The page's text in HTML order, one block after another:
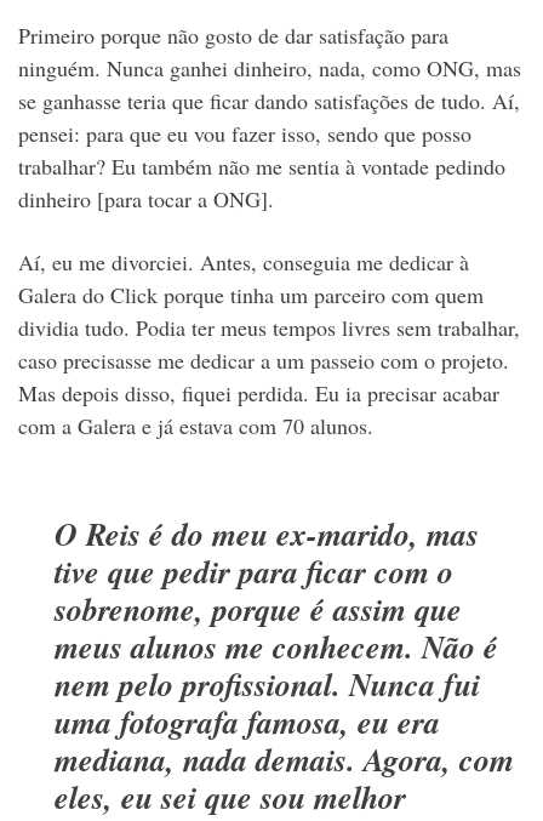
Primeiro porque não gosto de dar satisfação para
ninguém. Nunca ganhei dinheiro, nada, como ONG, mas
se ganhasse teria que ficar dando satisfações de tudo. Aí,
pensei: para que eu vou fazer isso, sendo que posso
trabalhar? Eu também não me sentia à vontade pedindo
dinheiro [para tocar a ONG].
Aí, eu me divorciei. Antes, conseguia me dedicar à
Galera do Click porque tinha um parceiro com quem
dividia tudo. Podia ter meus tempos livres sem trabalhar,
caso precisasse me dedicar a um passeio com o projeto.
Mas depois disso, fiquei perdida. Eu ia precisar acabar
com a Galera e já estava com 70 alunos.
O Reis é do meu ex-marido, mas
tive que pedir para ficar com o
sobrenome, porque é assim que
meus alunos me conhecem. Não é
nem pelo profissional. Nunca fui
uma fotografa famosa, eu era
mediana, nada demais. Agora, com
eles, eu sei que sou melhor